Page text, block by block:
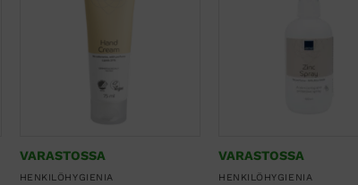
VARASTOSSA
HENKILÖHYGIENIA
VARASTOSSA
HENKILÖHYGIENIA